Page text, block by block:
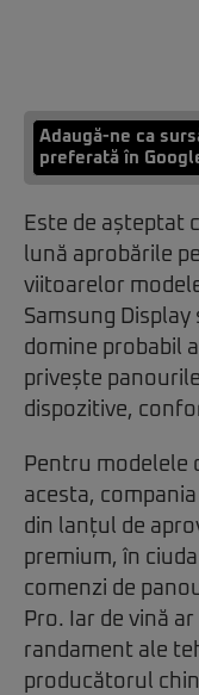
Adaugă-ne ca
preferată în
Este de așteptat
lună aprobările
viitoarelor
Samsung Display
domine probabil
privește
dispozitive,
Pentru modelele
acesta,
din lanțul de
premium, în
comenzi de
Pro. Iar de vină
randament ale
producătorul